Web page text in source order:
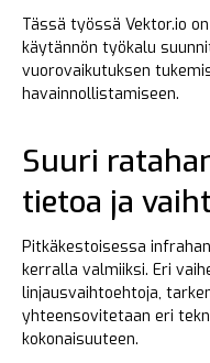
Tässä työssä Vektor.io
käytännön työkalu
vuorovaikutuksen
havainnollistamiseen.
Suuri
tietoa ja
Pitkäkestoisessa
kerralla valmiiksi. Eri
linjausvaihtoehtoja,
yhteensovitetaan eri
kokonaisuuteen.